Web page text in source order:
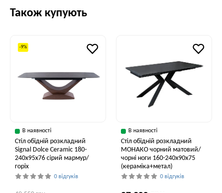
Також купують
-9%
В наявності
Стіл обідній розкладний
Signal Dolce Ceramic 180-
240x95x76 сірий мармур/
горіх
0 відгуків
В наявності
Стіл обідній розкладний
МОНАКО чорний матовий/
чорні ноги 160-240x90x75
(кераміка+метал)
0 відгуків